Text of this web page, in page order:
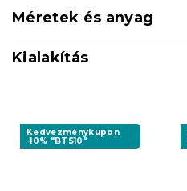
Méretek és anyag
Kialakítás
Kedvezménykupon
-10% "BTS10"